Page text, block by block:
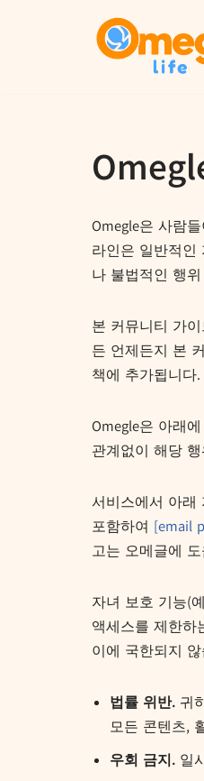
Omegle은 사람
라인은 일반적인
나 불법적인 행
본 커뮤니티 가
든 언제든지 본
책에 추가됩니다.
Omegle은 아래
관계없이 해당
서비스에서 아래
포함하여 [email
고는 오메글에
자녀 보호 기능(
액세스를 제한
이에 국한되지
법률 위반. 귀
모든 콘텐츠,
우회 금지. 일